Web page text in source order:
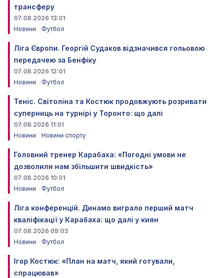
трансферу
07.08.2026 13:01
Новини
Футбол
Ліга Європи. Георгій Судаков відзначився гольовою
передачею за Бенфіку
07.08.2026 12:01
Новини
Футбол
Теніс. Світоліна та Костюк продовжують розривати
суперниць на турнірі у Торонто: що далі
07.08.2026 11:01
Новини
Новини спорту
Головний тренер Карабаха: «Погодні умови не
дозволили нам збільшити швидкість»
07.08.2026 10:01
Новини
Футбол
Ліга конференцій. Динамо виграло перший матч
кваліфікації у Карабаха: що далі у киян
07.08.2026 09:03
Новини
Футбол
Ігор Костюк: «План на матч, який готували,
спрацював»